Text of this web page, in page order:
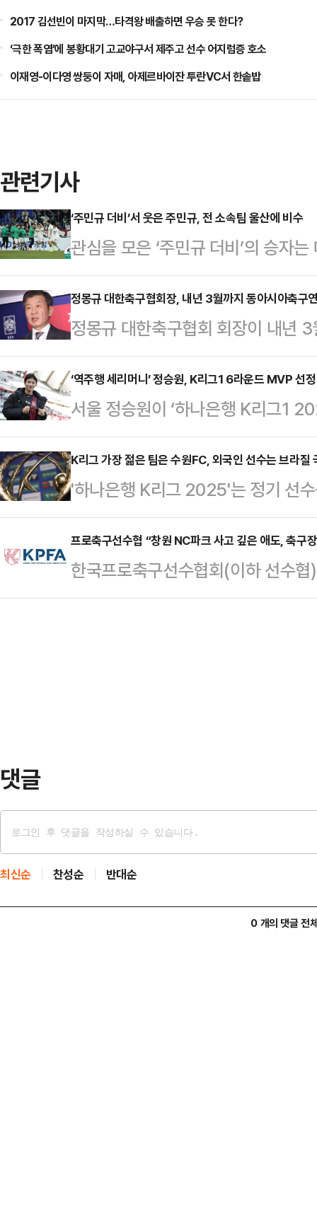
2017 김선빈이 마지막…타격왕 배출하면 우승 못 한다?
‘극한 폭염’에 봉황대기 고교야구서 제주고 선수 어지럼증 호소
이재영-이다영 쌍둥이 자매, 아제르바이잔 투란VC서 한솥밥
관련기사
‘주민규 더비’서 웃은 주민규, 전 소속팀 울산에 비수
관심을 모은 ‘주민규 더비’의 승자
선홍 감독이 이끄는 대전은 1일 오
그1 2025 원정 경기에서 울산에
승점 16(5승 1무 1패)으로 2위 김
리며 독주 채비를 갖췄다. 반면 울
자리를 유지했다.이날 맞대결의 주
활약하며 K리그1 3연패의 주역이
로…
정몽규 대한축구협회장, 내년 3월까지 동아시아축구
정몽규 대한축구협회 회장이 내년
끌게 됐다.EAFF는 지난달 30일 일
의를 표명한 다지마 고조 EAFF 회
선임한다고 밝혔다.EAFF는 오는 7
몽규 회장은 일단 임시 회장을 맡은
3월까지 임기의 정식 회장직을 맡
“EAFF는 2년마다 EAFF챔피언십
을 맡는다는 방…
‘역주행 세리머니’ 정승원, K리그1 6라운드 MVP 선정
서울 정승원이 ‘하나은행 K리그1
은 지난달 29일 서울월드컵경기장
도움을 기록하며 서울의 3-2 승리
은 발리슛으로 극적인 동점골을 성
결승골을 돕는 맹활약을 펼쳤다.특
45분 극적인 동점골을 성공시킨 뒤
가 오른쪽 귀에 손을 갖다대는 다소
서기도 했다.정승…
K리그 가장 젊은 팀은 수원FC, 외국인 선수는 브라질
'하나은행 K리그 2025'는 정기 선
507명으로 총 990명의 선수가 올
선수 수는 전년도 정기 등록 기간
올해부터 화성이 K리그2에 새로
선수 중 국내 선수는 883명, 외국
프로축구선수협 “창원 NC파크 사고 깊은 애도, 축구
한국프로축구선수협회(이하 선수
에서 발생한 구조물 낙하 사고와 관
댓글
최신순 찬성순 반대순
0 개의 댓글 전